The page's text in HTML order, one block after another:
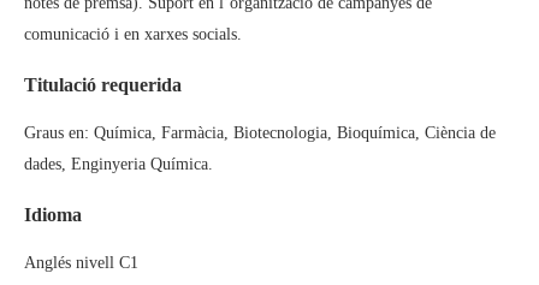
comunicació i en xarxes socials.
Titulació requerida
Graus en: Química, Farmàcia, Biotecnologia, Bioquímica, Ciència de
dades, Enginyeria Química.
Idioma
Anglés nivell C1